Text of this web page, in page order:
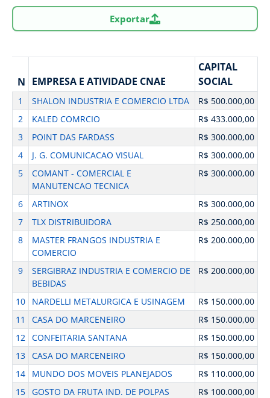
Exportar
N EMPRESA E ATIVIDADE CNAE
CAPITAL
SOCIAL
1 SHALON INDUSTRIA E COMERCIO LTDA
R$ 500.000,00
2
KALED COMRCIO
R$ 433.000,00
3
POINT DAS FARDASS
R$ 300.000,00
4
J. G. COMUNICACAO VISUAL
R$ 300.000,00
5
COMANT - COMERCIAL E
MANUTENCAO TECNICA
R$ 300.000,00
6 ARTINOX
R$ 300.000,00
7
TLX DISTRIBUIDORA
R$ 250.000,00
8
MASTER FRANGOS INDUSTRIA E
COMERCIO
R$ 200.000,00
9
SERGIBRAZ INDUSTRIA E COMERCIO DE
BEBIDAS
R$ 200.000,00
10 NARDELLI METALURGICA E USINAGEM
R$ 150.000,00
11
CASA DO MARCENEIRO
R$ 150.000,00
12 CONFEITARIA SANTANA
R$ 150.000,00
13 CASA DO MARCENEIRO
R$ 150.000,00
14
MUNDO DOS MOVEIS PLANEJADOS
R$ 110.000,00
15
GOSTO DA FRUTA IND. DE POLPAS
R$ 100.000,00